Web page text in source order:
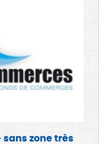
zone très